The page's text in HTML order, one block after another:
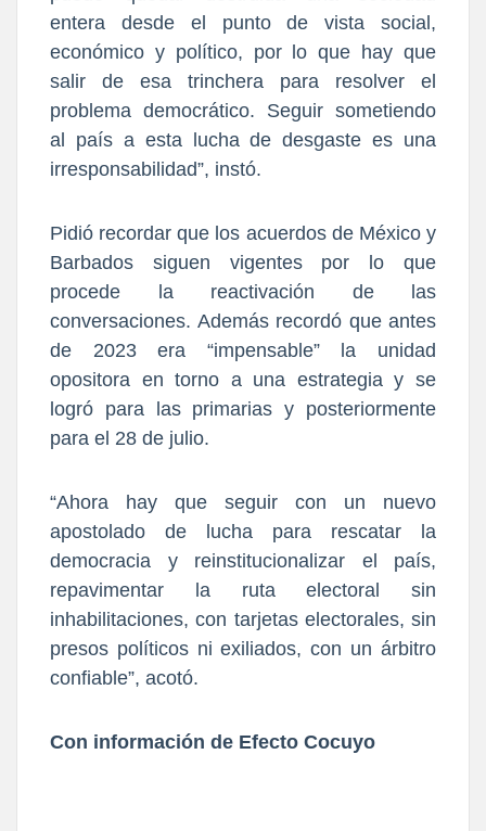
entera desde el punto de vista social,
económico y político, por lo que hay que
salir de esa trinchera para resolver el
problema democrático. Seguir sometiendo
al país a esta lucha de desgaste es una
irresponsabilidad”, instó.
Pidió recordar que los acuerdos de México y
Barbados siguen vigentes por lo que
procede la reactivación de las
conversaciones. Además recordó que antes
de 2023 era “impensable” la unidad
opositora en torno a una estrategia y se
logró para las primarias y posteriormente
para el 28 de julio.
“Ahora hay que seguir con un nuevo
apostolado de lucha para rescatar la
democracia y reinstitucionalizar el país,
repavimentar la ruta electoral sin
inhabilitaciones, con tarjetas electorales, sin
presos políticos ni exiliados, con un árbitro
confiable”, acotó.
Con información de Efecto Cocuyo